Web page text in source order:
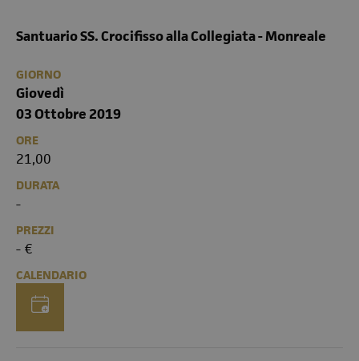
Santuario SS. Crocifisso alla Collegiata - Monreale
GIORNO
Giovedì
03 Ottobre 2019
ORE
21,00
DURATA
-
PREZZI
- €
CALENDARIO